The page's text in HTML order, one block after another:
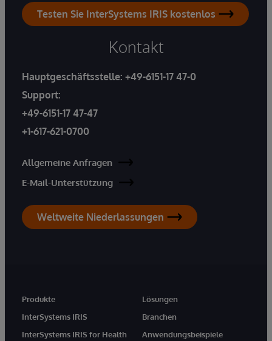
Testen Sie InterSystems IRIS kostenlos
Kontakt
Hauptgeschäftsstelle: +49-6151-17 47-0
Support:
+49-6151-17 47-47
+1-617-621-0700
Allgemeine Anfragen
E-Mail-Unterstützung
Weltweite Niederlassungen
Produkte
InterSystems IRIS
InterSystems IRIS for Health
Lösungen
Branchen
Anwendungsbeispiele